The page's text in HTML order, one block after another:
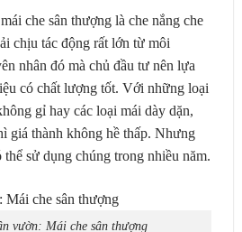
che sân thượng là che nắng che
chịu tác động rất lớn từ môi
nhân đó mà chủ đầu tư nên lựa
có chất lượng tốt. Với những loại
gỉ hay các loại mái dày dặn,
giá thành không hề thấp. Nhưng
sử dụng chúng trong nhiều năm.
vườn: Mái che sân thượng